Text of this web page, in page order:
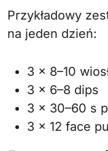
Przykładowy
na jeden dzień:
3 x 8–10
3 x 6–8 dips
3 x 30–60 s
3 x 12 face